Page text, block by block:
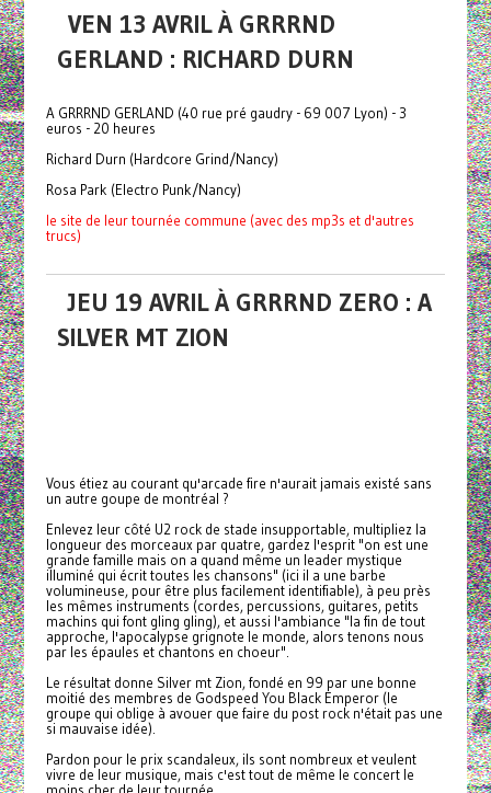
VEN 13 AVRIL À GRRRND
GERLAND : RICHARD DURN
A GRRRND GERLAND (40 rue pré gaudry - 69 007 Lyon) - 3
euros - 20 heures
Richard Durn (Hardcore Grind/Nancy)
Rosa Park (Electro Punk/Nancy)
le site de leur tournée commune (avec des mp3s et d'autres
trucs)
JEU 19 AVRIL À GRRRND ZERO : A
SILVER MT ZION
Vous étiez au courant qu'arcade fire n'aurait jamais existé sans
un autre goupe de montréal ?
Enlevez leur côté U2 rock de stade insupportable, multipliez la
longueur des morceaux par quatre, gardez l'esprit "on est une
grande famille mais on a quand même un leader mystique
illuminé qui écrit toutes les chansons" (ici il a une barbe
volumineuse, pour être plus facilement identifiable), à peu près
les mêmes instruments (cordes, percussions, guitares, petits
machins qui font gling gling), et aussi l'ambiance "la fin de tout
approche, l'apocalypse grignote le monde, alors tenons nous
par les épaules et chantons en choeur".
Le résultat donne Silver mt Zion, fondé en 99 par une bonne
moitié des membres de Godspeed You Black Emperor (le
groupe qui oblige à avouer que faire du post rock n'était pas une
si mauvaise idée).
Pardon pour le prix scandaleux, ils sont nombreux et veulent
vivre de leur musique, mais c'est tout de même le concert le